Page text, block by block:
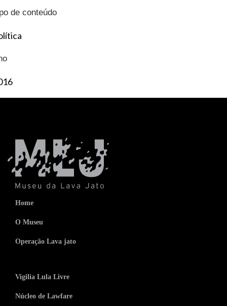
de conteúdo
Home
O Museu
Operação Lava jato
Vigilia Lula Livre
Núcleo de Lawfare